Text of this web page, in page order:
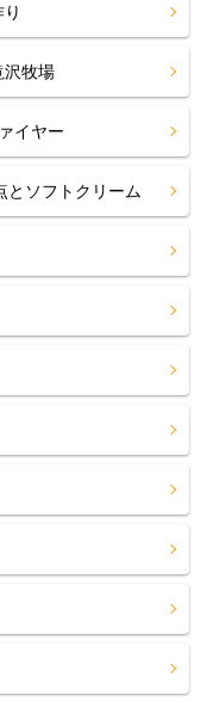
牧場
イヤー
ソフトクリーム